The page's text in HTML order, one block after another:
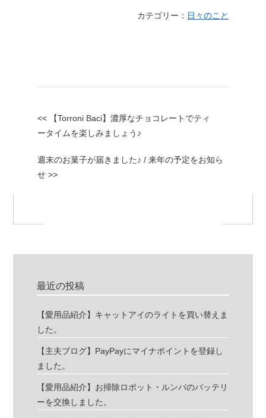
カテゴリー： 日々のこと
<< 【Torroni Baci】濃厚なチョコレートでティ
ータイムを楽しみましょう♪
週末のお菓子が届きました♪ / 来年の予定をお知ら
せ >>
最近の投稿
【愛用品紹介】キャットアイのライトを買い替えま
した。
【主夫ブログ】PayPayにマイナポイントを登録し
ました。
【愛用品紹介】お掃除ロボット・ルンバのバッテリ
ーを交換しました。